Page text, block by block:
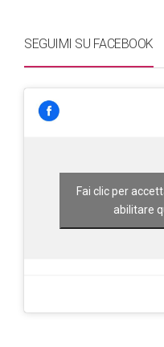
SEGUIMI SU FACEBOOK
Fai clic per
abilitare